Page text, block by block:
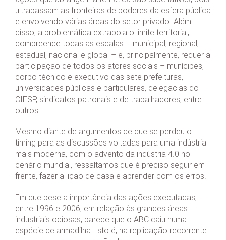
ultrapassam as fronteiras de poderes da esfera pública
e envolvendo várias áreas do setor privado. Além
disso, a problemática extrapola o limite territorial,
compreende todas as escalas – municipal, regional,
estadual, nacional e global – e, principalmente, requer a
participação de todos os atores sociais – munícipes,
corpo técnico e executivo das sete prefeituras,
universidades públicas e particulares, delegacias do
CIESP, sindicatos patronais e de trabalhadores, entre
outros.
Mesmo diante de argumentos de que se perdeu o
timing para as discussões voltadas para uma indústria
mais moderna, com o advento da indústria 4.0 no
cenário mundial, ressaltamos que é preciso seguir em
frente, fazer a lição de casa e aprender com os erros.
Em que pese a importância das ações executadas,
entre 1996 e 2006, em relação às grandes áreas
industriais ociosas, parece que o ABC caiu numa
espécie de armadilha. Isto é, na replicação recorrente